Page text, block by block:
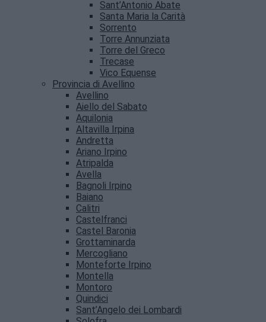
Sant’Antonio Abate
Santa Maria la Carità
Sorrento
Torre Annunziata
Torre del Greco
Trecase
Vico Equense
Provincia di Avellino
Avellino
Aiello del Sabato
Aquilonia
Altavilla Irpina
Andretta
Ariano Irpino
Atripalda
Avella
Bagnoli Irpino
Baiano
Calitri
Castelfranci
Castel Baronia
Grottaminarda
Mercogliano
Monteforte Irpino
Montella
Montoro
Quindici
Sant’Angelo dei Lombardi